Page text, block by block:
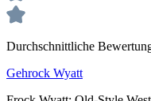
Durchschnittliche
Gehrock Wyatt